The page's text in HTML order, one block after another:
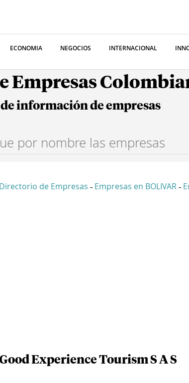
ECONOMIA NEGOCIOS INTERNACIONAL
Empresas
información de empresas
Directorio de Empresas - Empresas en BOLIVAR -
Experience Tourism S A S